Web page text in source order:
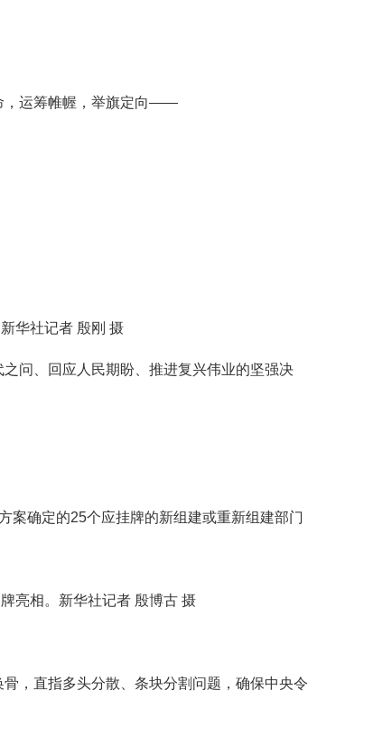
，运筹帷幄，举旗定向——
华社记者 殷刚 摄
问、回应人民期盼、推进复兴伟业的坚强决
确定的25个应挂牌的新组建或重新组建部门
亮相。新华社记者 殷博古 摄
，直指多头分散、条块分割问题，确保中央令